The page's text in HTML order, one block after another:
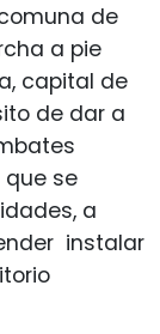
de
a pie
capital de
de dar a
que se
a
instalar